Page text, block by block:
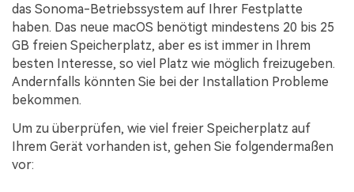
das Sonoma-Betriebssystem auf Ihrer Festplatte
haben. Das neue macOS benötigt mindestens 20 bis 25
GB freien Speicherplatz, aber es ist immer in Ihrem
besten Interesse, so viel Platz wie möglich freizugeben.
Andernfalls könnten Sie bei der Installation Probleme
bekommen.
Um zu überprüfen, wie viel freier Speicherplatz auf
Ihrem Gerät vorhanden ist, gehen Sie folgendermaßen
vor: